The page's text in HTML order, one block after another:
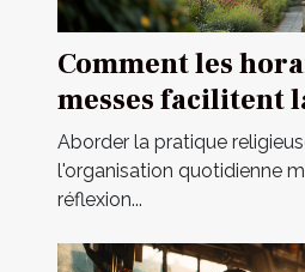
Comment les
messes facilitent
pratiquants
Aborder la pratique
l'organisation quotidienne
réflexion...